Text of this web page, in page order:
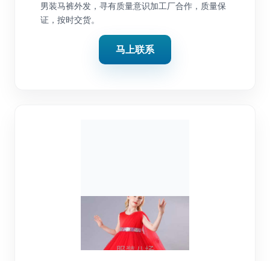
男装马裤外发，寻有质量意识加工厂合作，质量保
证，按时交货。
马上联系